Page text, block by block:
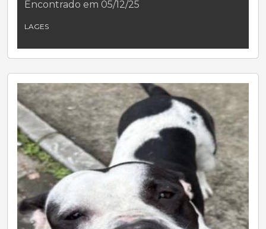
Encontrado em 05/12/25
LAGES